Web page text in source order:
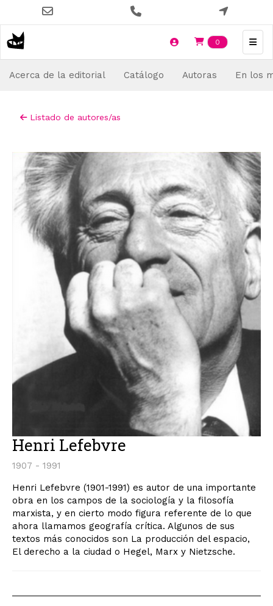
contenido
principal
0 Items en
Acerca de la editorial Catálogo Autoras En los
Listado de autores/as
Henri Lefebvre
1907 - 1991
Henri Lefebvre (1901-1991) es autor de una importante
obra en los campos de la sociología y la filosofía
marxista, y en cierto modo figura referente de lo que
ahora llamamos geografía crítica. Algunos de sus
textos más conocidos son La producción del espacio,
El derecho a la ciudad o Hegel, Marx y Nietzsche.